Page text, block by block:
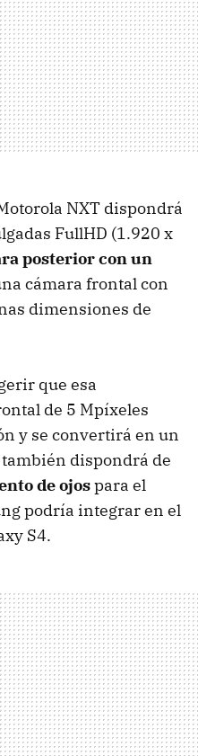
NXT dispondrá
FullHD (1.920 x
posterior con un
cámara frontal con
dimensiones de
que esa
de 5 Mpíxeles
y se convertirá en un
dispondrá de
de ojospara el
podría integrar en el
S4.